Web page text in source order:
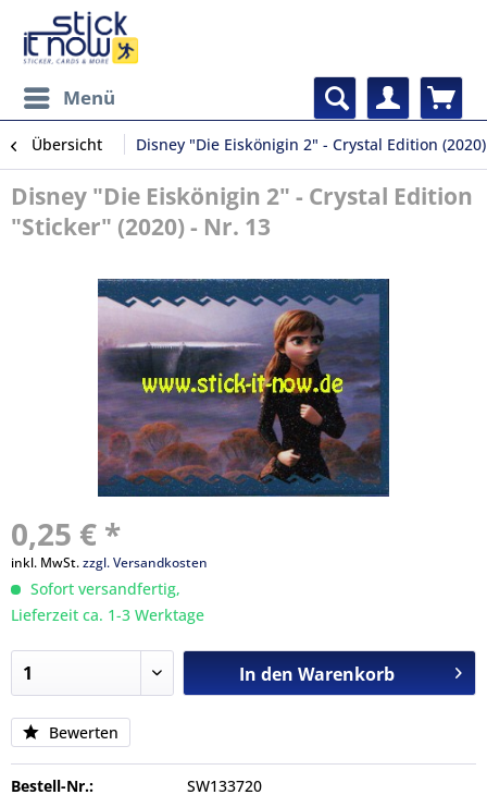
Menü
Übersicht Disney "Die Eiskönigin 2" - Crystal Edition (2020)
Disney "Die Eiskönigin 2" - Crystal Edition
"Sticker" (2020) - Nr. 13
0,25 € *
inkl. MwSt.zzgl. Versandkosten
Sofort versandfertig,
Lieferzeit ca. 1-3 Werktage
In den Warenkorb
Bewerten
Bestell-Nr.: SW133720